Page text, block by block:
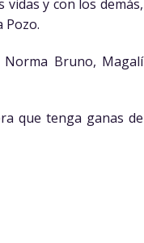
y con los demás,
Pozo.
Bruno, Magalí
que tenga ganas de